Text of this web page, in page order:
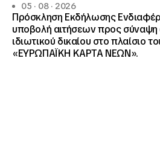
05 · 08 · 2026
Πρόσκληση Εκδήλωσης
υποβολή αιτήσεων προς
ιδιωτικού δικαίου στο πλαίσιο
«ΕΥΡΩΠΑΪΚΗ ΚΑΡΤΑ ΝΕΩΝ».